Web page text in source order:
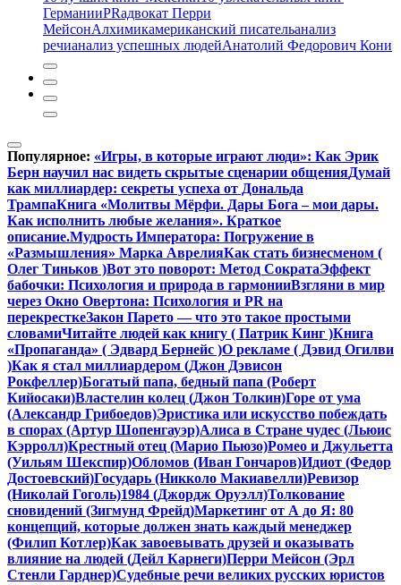
ГерманииPRадвокат Перри
МейсонАлхимикамериканский писательанализ
речианализ успешных людейАнатолий Федорович Кони
Популярное: «Игры, в которые играют люди»: Как Эрик
Берн научил нас видеть скрытые сценарии общенияДумай
как миллиардер: секреты успеха от Дональда
ТрампаКнига «Молитвы Мёрфи. Дары Бога – мои дары.
Как исполнить любые желания». Краткое
описание.Мудрость Императора: Погружение в
«Размышления» Марка АврелияКак стать бизнесменом (
Олег Тиньков )Вот это поворот: Метод СократаЭффект
бабочки: Психология и природа в гармонииВзгляни в мир
через Окно Овертона: Психология и PR на
перекресткеЗакон Парето — что это такое простыми
словамиЧитайте людей как книгу ( Патрик Кинг )Книга
«Пропаганда» ( Эдвард Бернейс )О рекламе ( Дэвид Огилви
)Как я стал миллиардером (Джон Дэвисон
Рокфеллер)Богатый папа, бедный папа (Роберт
Кийосаки)Властелин колец (Джон Толкин)Горе от ума
(Александр Грибоедов)Эристика или искусство побеждать
в спорах (Артур Шопенгауэр)Алиса в Стране чудес (Льюис
Кэрролл)Крестный отец (Марио Пьюзо)Ромео и Джульетта
(Уильям Шекспир)Обломов (Иван Гончаров)Идиот (Федор
Достоевский)Государь (Никколо Макиавелли)Ревизор
(Николай Гоголь)1984 (Джордж Оруэлл)Толкование
сновидений (Зигмунд Фрейд)Маркетинг от А до Я: 80
концепций, которые должен знать каждый менеджер
(Филип Котлер)Как завоевывать друзей и оказывать
влияние на людей (Дейл Карнеги)Перри Мейсон (Эрл
Стенли Гарднер)Судебные речи великих русских юристов